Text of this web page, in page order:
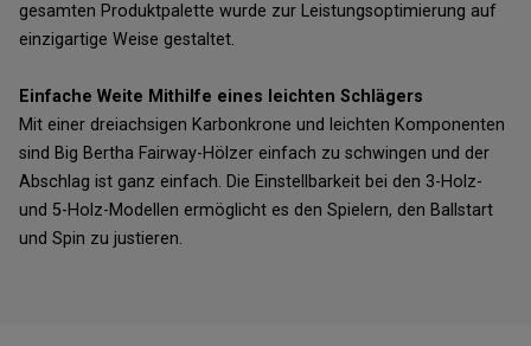
gesamten Produktpalette wurde zur Leistungsoptimierung auf
einzigartige Weise gestaltet.
Einfache Weite Mithilfe eines leichten Schlägers
Mit einer dreiachsigen Karbonkrone und leichten Komponenten
sind Big Bertha Fairway-Hölzer einfach zu schwingen und der
Abschlag ist ganz einfach. Die Einstellbarkeit bei den 3-Holz-
und 5-Holz-Modellen ermöglicht es den Spielern, den Ballstart
und Spin zu justieren.